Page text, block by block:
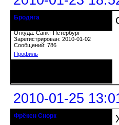
Бродяга
Откуда: Санкт Петербург
Зарегистрирован: 2010-01-02
Сообщений: 786
Профиль
2010-01-25
Фрёкен Снорк